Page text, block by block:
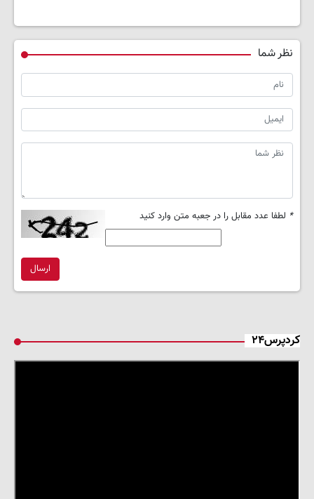
نظر شما
* لطفا عدد مقابل را در جعبه متن وارد کنید
ارسال
کردپرس۲۴